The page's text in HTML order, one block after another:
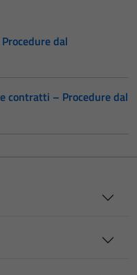
dal
contratti – Procedure dal